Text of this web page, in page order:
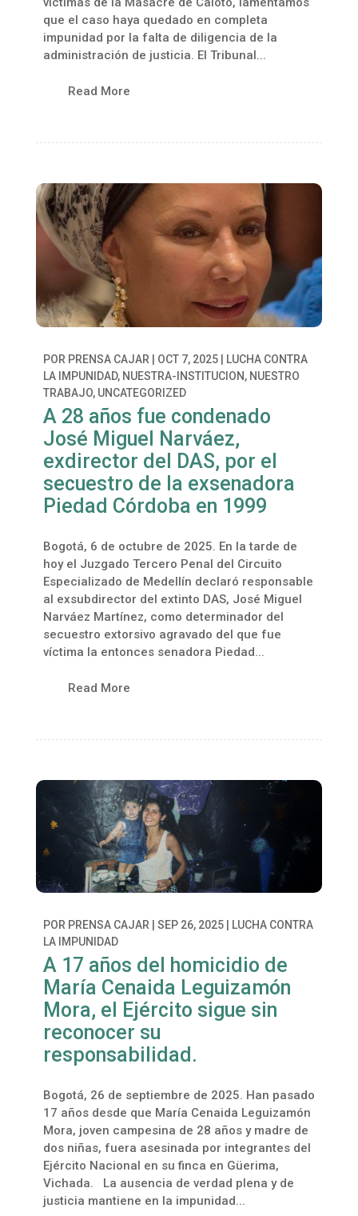
que el caso haya quedado en completa
impunidad por la falta de diligencia de la
administración de justicia. El Tribunal...
Read More
POR PRENSA CAJAR| OCT 7, 2025|
LUCHA CONTRA
LA IMPUNIDAD, NUESTRA-INSTITUCION, NUESTRO
TRABAJO, UNCATEGORIZED
A 28 años fue condenado
José Miguel Narváez,
exdirector del DAS, por el
secuestro de la exsenadora
Piedad Córdoba en 1999
Bogotá, 6 de octubre de 2025. En la tarde de
hoy el Juzgado Tercero Penal del Circuito
Especializado de Medellín declaró responsable
al exsubdirector del extinto DAS, José Miguel
Narváez Martínez, como determinador del
secuestro extorsivo agravado del que fue
víctima la entonces senadora Piedad...
Read More
POR PRENSA CAJAR SEP 26, 2025|
LUCHA CONTRA
LA IMPUNIDAD
A 17 años del homicidio de
María Cenaida Leguizamón
Mora, el Ejército sigue sin
reconocer su
responsabilidad.
Bogotá, 26 de septiembre de 2025. Han pasado
17 años desde que María Cenaida Leguizamón
Mora, joven campesina de 28 años y madre de
dos niñas, fuera asesinada por integrantes del
Ejército Nacional en su finca en Güerima,
Vichada. La ausencia de verdad plena y de
justicia mantiene en la impunidad...